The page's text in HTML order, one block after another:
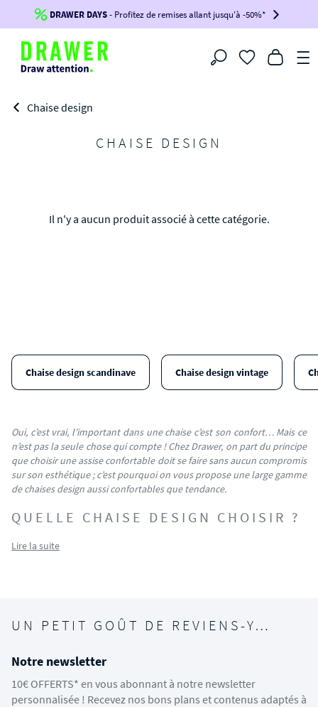
Jusqu'à-100€*sur votre commande !
BIKINI100
-voir conditions en bas de page-
DRAWER DAYS- Profitez de remises allant jusqu'à -50%*
Filtrer
Chaise design
CHAISE DESIGN
Il n'y a aucun produit associé à cette catégorie.
Chaise design scandinave Chaise design vintage
Oui, c’est vrai, l’important dans une chaise c’est son confort… Mais ce
n’est pas la seule chose qui compte ! Chez Drawer, on part du principe
que choisir une assise confortable doit se faire sans aucun compromis
sur son esthétique ; c’est pourquoi on vous propose une large gamme
de chaises design aussi confortables que tendance.
QUELLE CHAISE DESIGN CHOISIR ?
Lire la suite
UN PETIT GOÛT DE REVIENS-Y…
Notre newsletter
10€ OFFERTS* en vous abonnant à notre newsletter
personnalisée ! Recevez nos bons plans et contenus adaptés à